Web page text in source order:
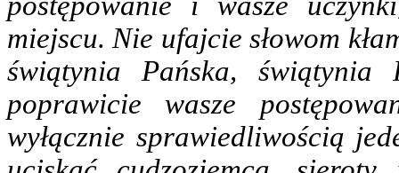
miejscu. Nie ufajcie słowom
świątynia Pańska, świątynia
poprawicie wasze
wyłącznie sprawiedliwością